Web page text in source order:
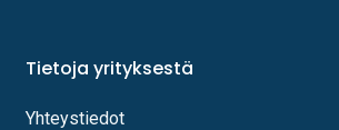
Tietoja yrityksestä
Yhteystiedot